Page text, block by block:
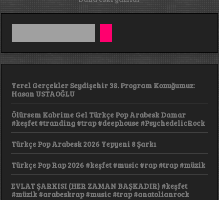
gezinmesi
Yerel Gerçekler Seydişehir 38. Program Konuğumuz:
Hasan USTAOĞLU
Ölürsem Kabrime Gel Türkçe Pop Arabesk Damar
#keşfet #tranding #trap #deephouse #PsychedelicRock
Türkçe Pop Arabesk 2026 Yepyeni 8 Şarkı
Türkçe Pop Rap 2026 #keşfet #music #rap #trap #müzik
EVLAT ŞARKISI (HER ZAMAN BAŞKADIR) #keşfet
#müzik #arabeskrap #music #trap #anatolianrock